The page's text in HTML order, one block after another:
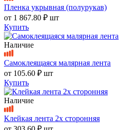
Пленка укрывная (полурукав)
от 1 867.80 ₽ шт
Купить
Наличие
Самоклеящаяся малярная лента
от 105.60 ₽ шт
Купить
Наличие
Клейкая лента 2х сторонняя